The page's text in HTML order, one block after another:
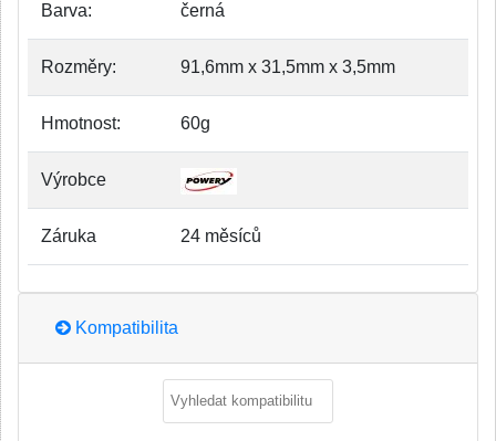
Barva: černá
Rozměry: 91,6mm x 31,5mm x 3,5mm
Hmotnost: 60g
Výrobce
Záruka 24 měsíců
Kompatibilita